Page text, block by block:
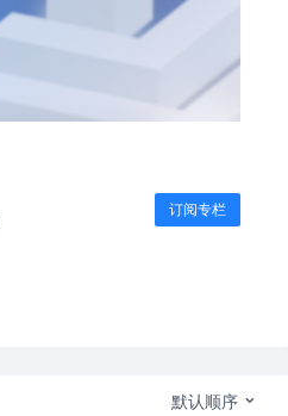
订阅专栏
默认顺序